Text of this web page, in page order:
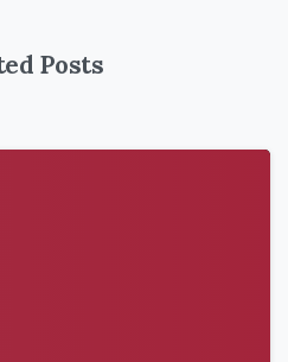
Posts